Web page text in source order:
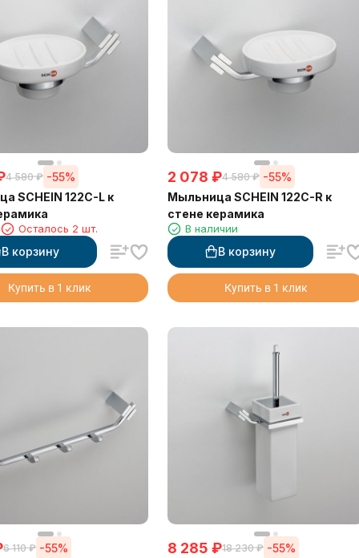
4 580 ₽ -55%
SCHEIN 122C-L к
Осталось 2 шт.
В корзину
Купить в 1 клик
2 078 ₽4 580 ₽ -55%
Мыльница SCHEIN 122C-R к
стене керамика
В наличии
В корзину
Купить в 1 клик
6 110 ₽ -55%
8 285 ₽18 230 ₽ -55%